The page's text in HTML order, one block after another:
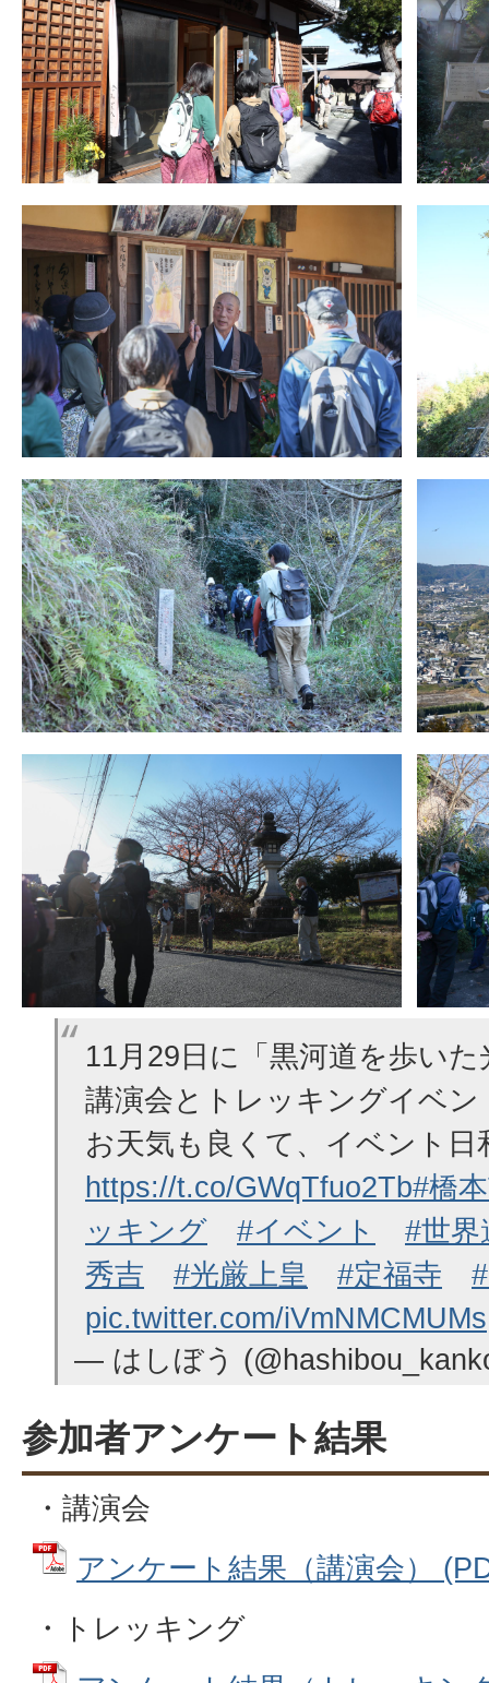
11月29日に「黒河道を歩い
講演会とトレッキングイベ
お天気も良くて、イベント
https://t.co/GWqTfuo2Tb#橋
ッキング
#イベント
#世界
秀吉
#光厳上皇 #定福寺
pic.twitter.com/iVmNMCMUMs
— はしぼう
参加者アンケート結果
・講演会
アンケート結果（講演会）
・トレッキング